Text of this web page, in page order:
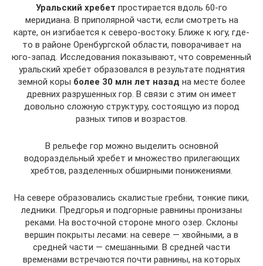
Уральский хребет простирается вдоль 60-го
меридиана. В приполярной части, если смотреть на
карте, он изгибается к северо-востоку. Ближе к югу, где-
то в районе Оренбургской области, поворачивает на
юго-запад. Исследования показывают, что современный
уральский хребет образовался в результате поднятия
земной коры более 30 млн лет назад на месте более
древних разрушенных гор. В связи с этим он имеет
довольно сложную структуру, состоящую из пород
разных типов и возрастов.
В рельефе гор можно выделить основной
водораздельный хребет и множество прилегающих
хребтов, разделенных обширными понижениями.
На севере образовались скалистые гребни, тонкие пики,
ледники. Предгорья и подгорные равнины пронизаны
реками. На восточной стороне много озер. Склоны
вершин покрыты лесами: на севере — хвойными, а в
средней части — смешанными. В средней части
временами встречаются почти равнины, на которых